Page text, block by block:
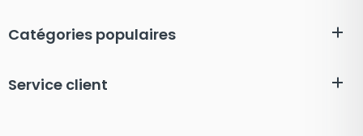
Catégories populaires
Service client